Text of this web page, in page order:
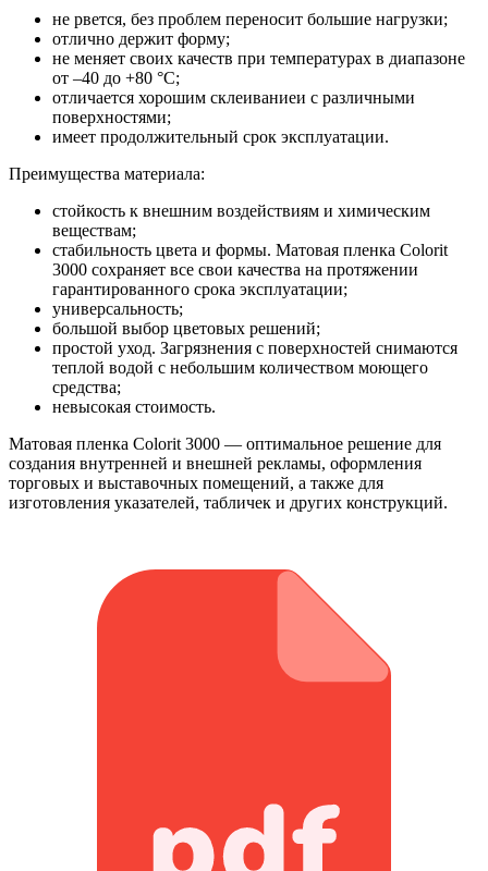
не рвется, без проблем переносит большие нагрузки;
отлично держит форму;
не меняет своих качеств при температурах в диапазоне
от –40 до +80 °С;
отличается хорошим склеиваниеи с различными
поверхностями;
имеет продолжительный срок эксплуатации.
Преимущества материала:
стойкость к внешним воздействиям и химическим
веществам;
стабильность цвета и формы. Матовая пленка Colorit
3000 сохраняет все свои качества на протяжении
гарантированного срока эксплуатации;
универсальность;
большой выбор цветовых решений;
простой уход. Загрязнения с поверхностей снимаются
теплой водой с небольшим количеством моющего
средства;
невысокая стоимость.
Матовая пленка Colorit 3000 — оптимальное решение для
создания внутренней и внешней рекламы, оформления
торговых и выставочных помещений, а также для
изготовления указателей, табличек и других конструкций.